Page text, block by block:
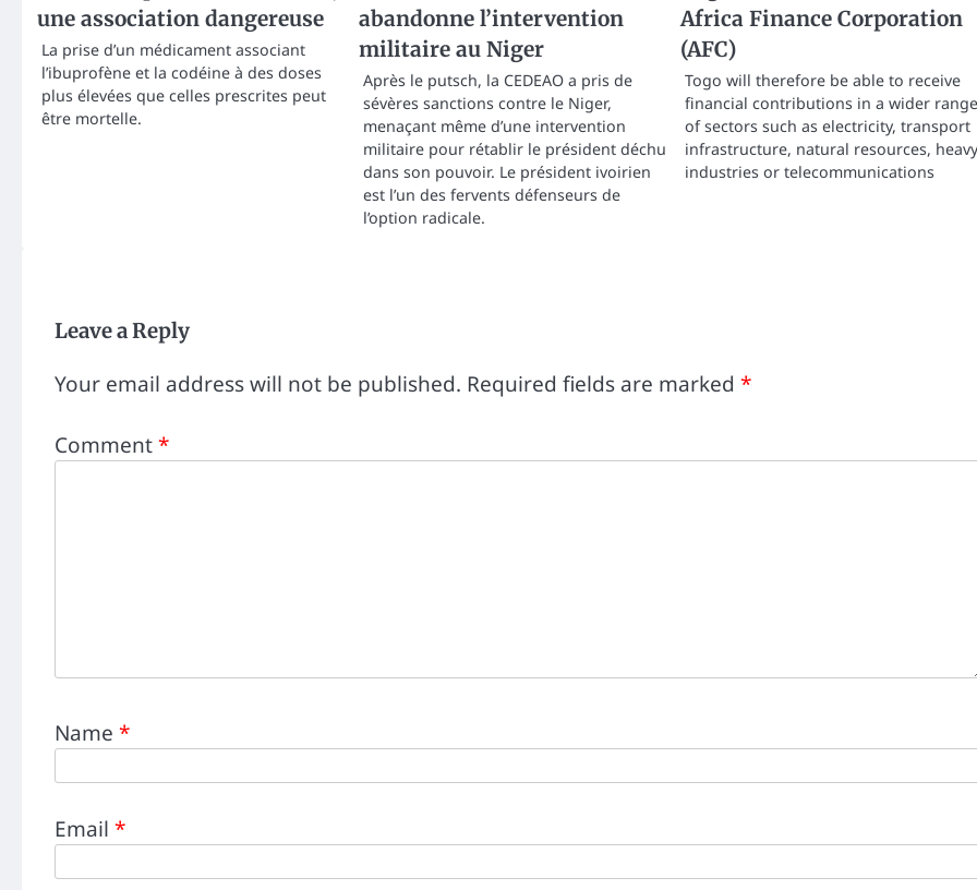
une association dangereuse
La prise d’un médicament associant
l’ibuprofène et la codéine à des doses
plus élevées que celles prescrites peut
être mortelle.
abandonne l’intervention
militaire au Niger
Après le putsch, la CEDEAO a pris de
sévères sanctions contre le Niger,
menaçant même d’une intervention
militaire pour rétablir le président déchu
dans son pouvoir. Le président ivoirien
est l’un des fervents défenseurs de
l’option radicale.
Africa Finance Corporation
(AFC)
Togo will therefore be able to receive
financial contributions in a wider range
of sectors such as electricity, transport
infrastructure, natural resources, heavy
industries or telecommunications
Leave a Reply
Your email address will not be published. Required fields are marked *
Comment*
Name *
Email *